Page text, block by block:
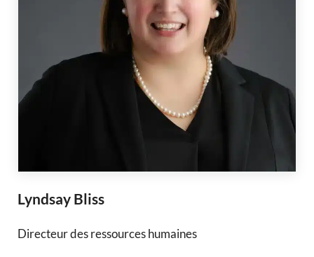
Lyndsay Bliss
Directeur des ressources humaines